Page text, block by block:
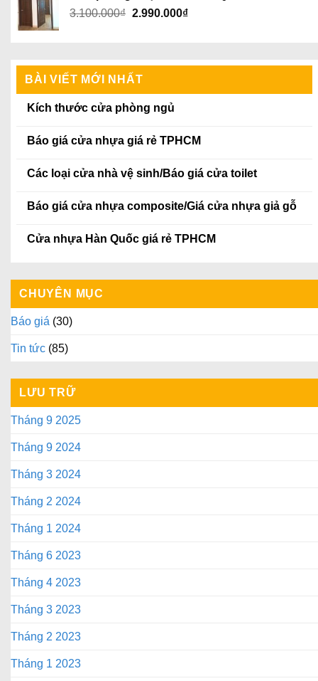
2.500.000₫.
3.100.000₫ Giá
2.990.000₫Giá
BÀI VIẾT MỚI NHẤT
Kích thước cửa phòng ngủ
Báo giá cửa nhựa giá rẻ TPHCM
Các loại cửa nhà vệ sinh/Báo giá cửa toilet
Báo giá cửa nhựa composite/Giá cửa nhựa giả gỗ
Cửa nhựa Hàn Quốc giá rẻ TPHCM
CHUYÊN MỤC
Báo giá (30)
Tin tức (85)
LƯU TRỮ
Tháng 9 2025
Tháng 9 2024
Tháng 3 2024
Tháng 2 2024
Tháng 1 2024
Tháng 6 2023
Tháng 4 2023
Tháng 3 2023
Tháng 2 2023
Tháng 1 2023